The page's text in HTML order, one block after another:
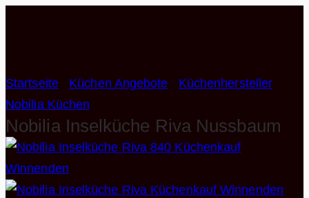
Startseite Küchen Angebote Küchenhersteller
Nobilia Küchen
Nobilia Inselküche Riva Nussbaum